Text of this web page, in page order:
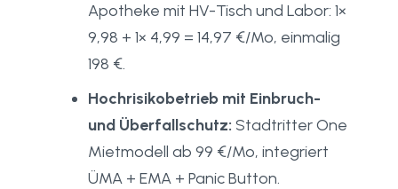
Apotheke mit HV-Tisch und Labor: 1×
9,98 + 1× 4,99 = 14,97 €/Mo, einmalig
198 €.
Hochrisikobetrieb mit Einbruch-
und Überfallschutz: Stadtritter One
Mietmodell ab 99 €/Mo, integriert
ÜMA + EMA + Panic Button.